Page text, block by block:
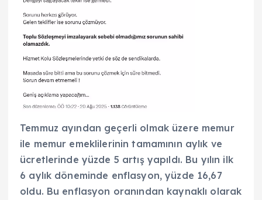
Temmuz ayından geçerli olmak üzere memur
ile memur emeklilerinin tamamının aylık ve
ücretlerinde yüzde 5 artış yapıldı. Bu yılın ilk
6 aylık döneminde enflasyon, yüzde 16,67
oldu. Bu enflasyon oranından kaynaklı olarak